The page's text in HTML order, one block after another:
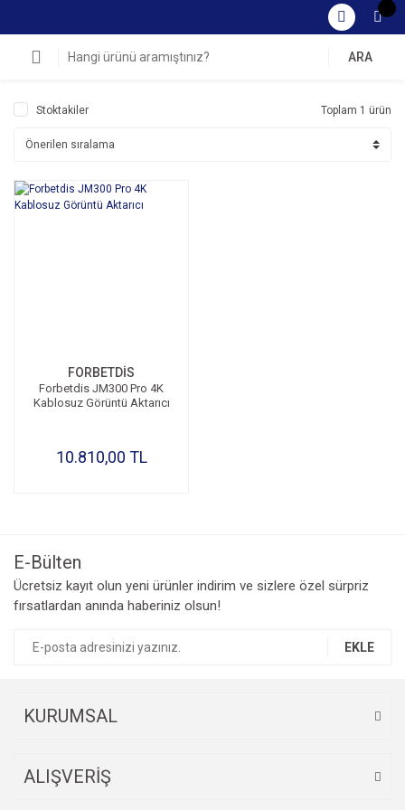
ARA
Stoktakiler Toplam 1 ürün
FORBETDİS
Forbetdis JM300 Pro 4K
Kablosuz Görüntü Aktarıcı
10.810,00 TL
E-Bülten
Ücretsiz kayıt olun yeni ürünler indirim ve sizlere özel sürpriz
fırsatlardan anında haberiniz olsun!
EKLE
KURUMSAL
ALIŞVERİŞ